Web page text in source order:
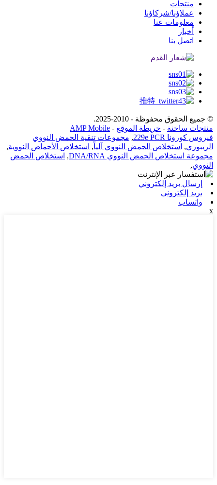
منتجات
عملاؤنا/شركاؤنا
معلومات عنا
أخبار
اتصل بنا
© جميع الحقوق محفوظة - 2010-2025.
منتجات ساخنة - خريطة الموقع -
AMP Mobile
فيروس كورونا 229e PCR
, مجموعات تنقية الحمض النووي
الريبوزي, استخلاص الحمض النووي آلياً, استخلاص الأحماض النووية,
مجموعة استخلاص الحمض النووي DNA/RNA
, استخلاص الحمض
النووي,
إرسال بريد إلكتروني
بريد إلكتروني
واتساب
x